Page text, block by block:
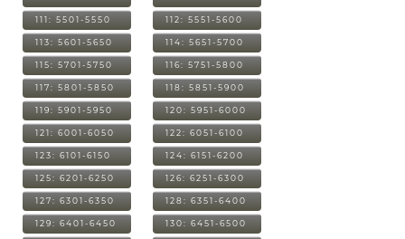
111: 5501-5550 112: 5551-5600
113: 5601-5650 114: 5651-5700
115: 5701-5750 116: 5751-5800
117: 5801-5850 118: 5851-5900
119: 5901-5950 120: 5951-6000
121: 6001-6050 122: 6051-6100
123: 6101-6150 124: 6151-6200
125: 6201-6250 126: 6251-6300
127: 6301-6350 128: 6351-6400
129: 6401-6450 130: 6451-6500